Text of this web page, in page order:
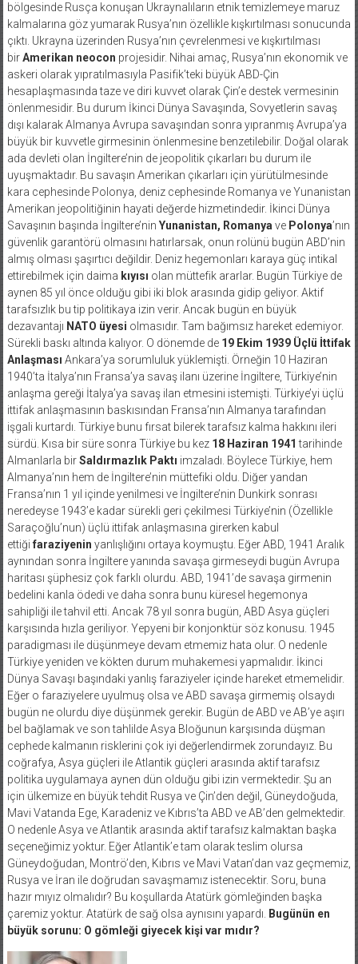
bölgesinde Rusça konuşan Ukraynalıların etnik temizlemeye maruz
kalmalarına göz yumarak Rusya’nın özellikle kışkırtılması sonucunda
çıktı. Ukrayna üzerinden Rusya’nın çevrelenmesi ve kışkırtılması
birAmerikan neocon projesidir. Nihai amaç, Rusya’nın ekonomik ve
askeri olarak yıpratılmasıyla Pasifik’teki büyük ABD-Çin
hesaplaşmasında taze ve diri kuvvet olarak Çin’e destek vermesinin
önlenmesidir. Bu durum İkinci Dünya Savaşında, Sovyetlerin savaş
dışı kalarak Almanya Avrupa savaşından sonra yıpranmış Avrupa’ya
büyük bir kuvvetle girmesinin önlenmesine benzetilebilir. Doğal olarak
ada devleti olan İngiltere’nin de jeopolitik çıkarları bu durum ile
uyuşmaktadır. Bu savaşın Amerikan çıkarları için yürütülmesinde
kara cephesinde Polonya, deniz cephesinde Romanya ve Yunanistan
Amerikan jeopolitiğinin hayati değerde hizmetindedir. İkinci Dünya
Savaşının başında İngiltere’nin Yunanistan, Romanya ve Polonya’nın
güvenlik garantörü olmasını hatırlarsak, onun rolünü bugün ABD’nin
almış olması şaşırtıcı değildir. Deniz hegemonları karaya güç intikal
ettirebilmek için daima kıyısı olan müttefik ararlar. Bugün Türkiye de
aynen 85 yıl önce olduğu gibi iki blok arasında gidip geliyor. Aktif
tarafsızlık bu tip politikaya izin verir. Ancak bugün en büyük
dezavantajı NATO üyesi olmasıdır. Tam bağımsız hareket edemiyor.
Sürekli baskı altında kalıyor. O dönemde de 19 Ekim 1939 Üçlü İttifak
Anlaşması Ankara’ya sorumluluk yüklemişti. Örneğin 10 Haziran
1940’ta İtalya’nın Fransa’ya savaş ilanı üzerine İngiltere, Türkiye’nin
anlaşma gereği İtalya’ya savaş ilan etmesini istemişti. Türkiye’yi üçlü
ittifak anlaşmasının baskısından Fransa’nın Almanya tarafından
işgali kurtardı. Türkiye bunu fırsat bilerek tarafsız kalma hakkını ileri
sürdü. Kısa bir süre sonra Türkiye bu kez 18 Haziran 1941 tarihinde
Almanlarla birSaldırmazlık Paktı imzaladı. Böylece Türkiye, hem
Almanya’nın hem de İngiltere’nin müttefiki oldu. Diğer yandan
Fransa’nın 1 yıl içinde yenilmesi ve İngiltere’nin Dunkirk sonrası
neredeyse 1943’e kadar sürekli geri çekilmesi Türkiye’nin (Özellikle
Saraçoğlu’nun) üçlü ittifak anlaşmasına girerken kabul
ettiği faraziyenin yanlışlığını ortaya koymuştu. Eğer ABD, 1941 Aralık
aynından sonra İngiltere yanında savaşa girmeseydi bugün Avrupa
haritası şüphesiz çok farklı olurdu. ABD, 1941’de savaşa girmenin
bedelini kanla ödedi ve daha sonra bunu küresel hegemonya
sahipliği ile tahvil etti. Ancak 78 yıl sonra bugün, ABD Asya güçleri
karşısında hızla geriliyor. Yepyeni bir konjonktür söz konusu. 1945
paradigması ile düşünmeye devam etmemiz hata olur. O nedenle
Türkiye yeniden ve kökten durum muhakemesi yapmalıdır. İkinci
Dünya Savaşı başındaki yanlış faraziyeler içinde hareket etmemelidir.
Eğer o faraziyelere uyulmuş olsa ve ABD savaşa girmemiş olsaydı
bugün ne olurdu diye düşünmek gerekir. Bugün de ABD ve AB’ye aşırı
bel bağlamak ve son tahlilde Asya Bloğunun karşısında düşman
cephede kalmanın risklerini çok iyi değerlendirmek zorundayız. Bu
coğrafya, Asya güçleri ile Atlantik güçleri arasında aktif tarafsız
politika uygulamaya aynen dün olduğu gibi izin vermektedir. Şu an
için ülkemize en büyük tehdit Rusya ve Çin’den değil, Güneydoğuda,
Mavi Vatanda Ege, Karadeniz ve Kıbrıs’ta ABD ve AB’den gelmektedir.
O nedenle Asya ve Atlantik arasında aktif tarafsız kalmaktan başka
seçeneğimiz yoktur. Eğer Atlantik’e tam olarak teslim olursa
Güneydoğudan, Montrö’den, Kıbrıs ve Mavi Vatan’dan vaz geçmemiz,
Rusya ve İran ile doğrudan savaşmamız istenecektir. Soru, buna
hazır mıyız olmalıdır? Bu koşullarda Atatürk gömleğinden başka
çaremiz yoktur. Atatürk de sağ olsa aynısını yapardı.
Bugünün en
büyük sorunu: O gömleği giyecek kişi var mıdır?